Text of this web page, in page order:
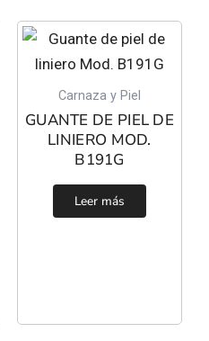
Carnaza y Piel
GUANTE DE PIEL DE
LINIERO MOD.
B191G
Leer más